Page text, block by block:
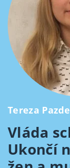
Tereza
Vláda
Ukončí